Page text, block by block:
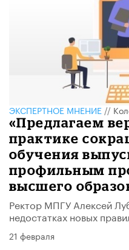
ЭКСПЕРТНОЕ МНЕНИЕ //
«Предлагаем
практике
обучения
профильным
высшего
Ректор МПГУ Алексей
недостатках новых
21 февраля